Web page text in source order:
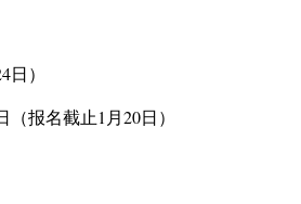
）
（报名截止1月20日）